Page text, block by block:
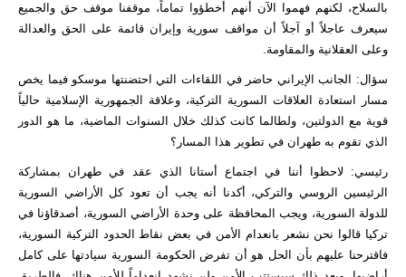
بالسلاح، لكنهم فهموا الآن أنهم أخطؤوا تماماً، موقفنا موقف حق والجميع
سيعرف عاجلاً أو آجلاً أن مواقف سورية وإيران قائمة على الحق والعدالة
وعلى العقلانية والمقاومة.
سؤال: الجانب الإيراني حاضر في اللقاءات التي احتضنتها موسكو فيما يخص
مسار استعادة العلاقات السورية التركية، وعلاقة الجمهورية الإسلامية حالياً
قوية مع الدولتين، ولطالما كانت كذلك خلال السنوات الماضية، ما هو الدور
الذي تقوم به طهران في تطوير هذا المسار؟
رئيسي: لاحظوا أننا في اجتماع أستانا الذي عقد في طهران بمشاركة
الرئيسين الروسي والتركي، أكدنا أنه يجب أن تعود كل الأراضي السورية
للدولة السورية، ويجب المحافظة على وحدة الأراضي السورية، أصدقاؤنا في
تركيا قالوا نحن نشعر بانعدام الأمن في بعض نقاط الحدود التركية السورية،
فاقترحنا عليهم بأن الحل هو أن تفرض الحكومة السورية سيادتها على كامل